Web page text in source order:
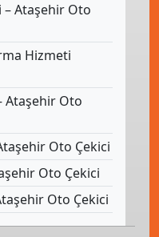
– Ataşehir Oto
Hizmeti
Ataşehir Oto
Oto Çekici
Oto Çekici
Oto Çekici